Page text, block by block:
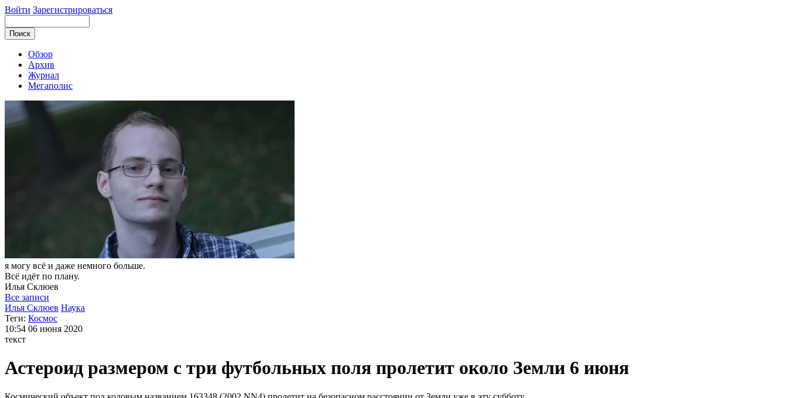
Войти Зарегистрироваться
Обзор
Архив
Журнал
Мегаполис
я могу всё и даже немного больше.
Всё идёт по плану.
Илья Склюев
Все записи
Илья Склюев Наука
Теги: Космос
10:54 06 июня 2020
текст
Астероид размером с три футбольных поля пролетит около Земли 6 июня